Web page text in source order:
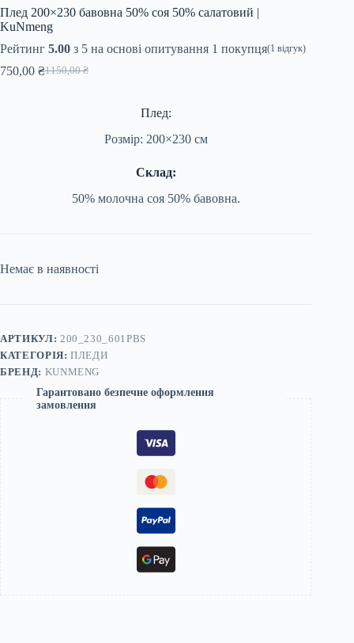
Плед 200×230 бавовна 50% соя 50% салатовий |
KuNmeng
Рейтинг 5.00 з 5 на основі опитування 1 покупця(1 відгук)
1150,00₴
Оригінальна
750,00 ₴Поточна
Плед:
Розмір: 200×230 см
Склад:
50% молочна соя 50% бавовна.
Немає в наявності
АРТИКУЛ: 200_230_601PBS
КАТЕГОРІЯ:ПЛЕДИ
БРЕНД: KUNMENG
Гарантовано безпечне оформлення
замовлення